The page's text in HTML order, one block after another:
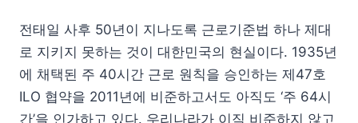
전태일 사후 50년이 지나도록 근로기준법 하나 제대
로 지키지 못하는 것이 대한민국의 현실이다. 1935년
에 채택된 주 40시간 근로 원칙을 승인하는 제47호
ILO 협약을 2011년에 비준하고서도 아직도 ‘주 64시
간’을 인가하고 있다. 우리나라가 이직 비준하지 않고